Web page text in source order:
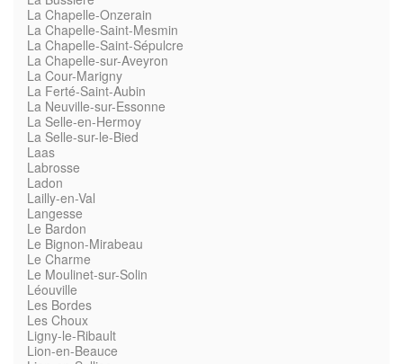
La Chapelle-Onzerain
La Chapelle-Saint-Mesmin
La Chapelle-Saint-Sépulcre
La Chapelle-sur-Aveyron
La Cour-Marigny
La Ferté-Saint-Aubin
La Neuville-sur-Essonne
La Selle-en-Hermoy
La Selle-sur-le-Bied
Laas
Labrosse
Ladon
Lailly-en-Val
Langesse
Le Bardon
Le Bignon-Mirabeau
Le Charme
Le Moulinet-sur-Solin
Léouville
Les Bordes
Les Choux
Ligny-le-Ribault
Lion-en-Beauce